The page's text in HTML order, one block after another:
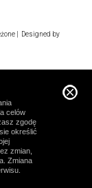
| Designed by
celów
zgodę
określić
zmian,
Zmiana